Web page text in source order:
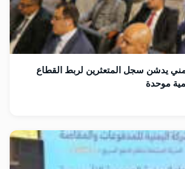
يدشن سجل المتعثرين لربط القطاع
موحدة